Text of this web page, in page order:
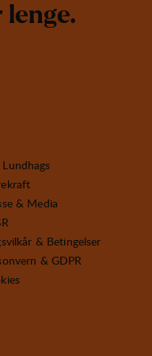
lenge.
& Media
& Betingelser
& GDPR